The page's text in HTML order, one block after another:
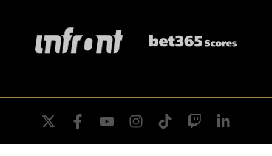
twitter facebookyoutube instagramtiktok twitch